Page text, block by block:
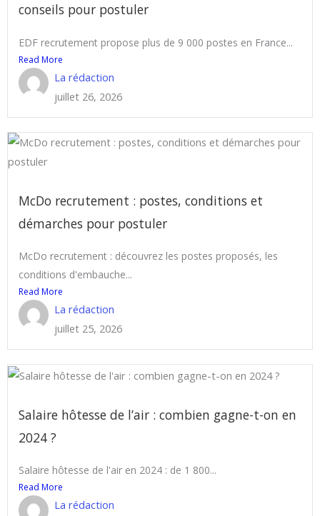
conseils pour postuler
EDF recrutement propose plus de 9 000 postes en France...
Read More
La rédaction
juillet 26, 2026
McDo recrutement : postes, conditions et
démarches pour postuler
McDo recrutement : découvrez les postes proposés, les
conditions d'embauche...
Read More
La rédaction
juillet 25, 2026
Salaire hôtesse de l’air : combien gagne-t-on en
2024 ?
Salaire hôtesse de l'air en 2024 : de 1 800...
Read More
La rédaction